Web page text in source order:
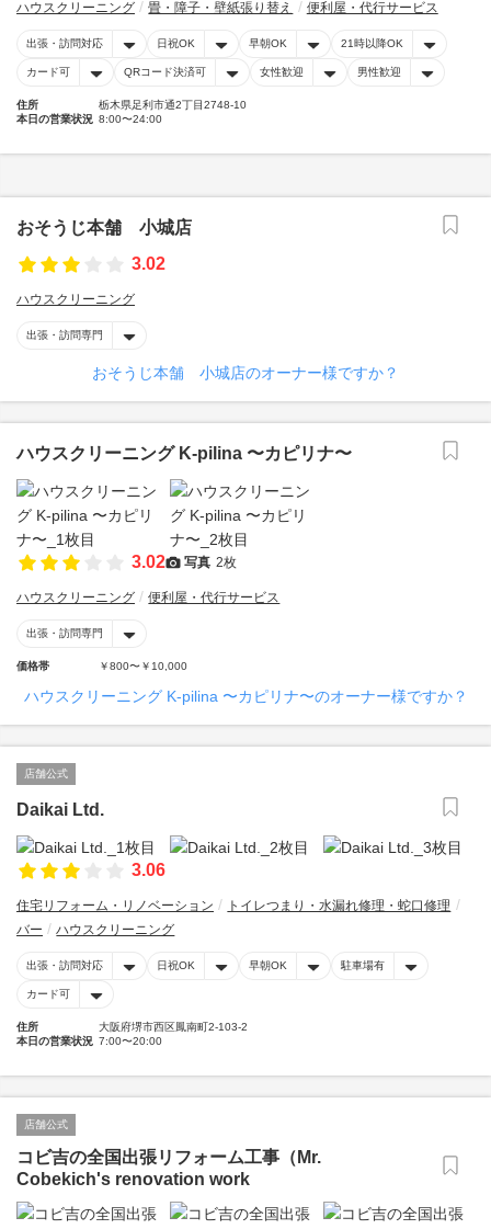
ハウスクリーニング
畳・障子・壁紙張り替え 便利屋・代行サービス
出張・訪問対応 日祝OK 早朝OK 21時以降OK
カード可 QRコード決済可 女性歓迎 男性歓迎
住所
栃木県足利市通2丁目2748-10
本日の営業状況 8:00〜24:00
おそうじ本舗 小城店
3.02
ハウスクリーニング
出張・訪問専門
おそうじ本舗 小城店のオーナー様ですか？
ハウスクリーニング K-pilina 〜カピリナ〜
3.02 写真 2枚
ハウスクリーニング 便利屋・代行サービス
出張・訪問専門
価格帯 ￥800〜￥10,000
ハウスクリーニング K-pilina 〜カピリナ〜のオーナー様ですか？
店舗公式
Daikai Ltd.
3.06
住宅リフォーム・リノベーション
トイレつまり・水漏れ修理・蛇口修理
バー
ハウスクリーニング
出張・訪問対応 日祝OK 早朝OK 駐車場有
カード可
住所
大阪府堺市西区鳳南町2-103-2
本日の営業状況 7:00〜20:00
店舗公式
コビ吉の全国出張リフォーム工事（Mr.
Cobekich's renovation work